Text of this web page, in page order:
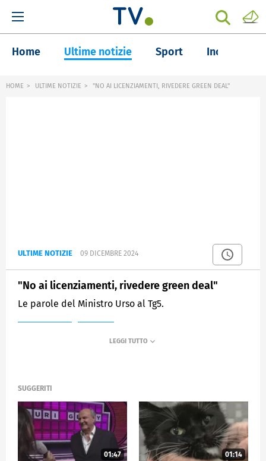
Home Ultime notizie Sport Inchieste
HOME ULTIME NOTIZIE "NO AI LICENZIAMENTI, RIVEDERE GREEN DEAL"
ULTIME NOTIZIE 09 DICEMBRE 2024
"No ai licenziamenti, rivedere green deal"
Le parole del Ministro Urso al Tg5.
SUGGERITI
01:47 01:14